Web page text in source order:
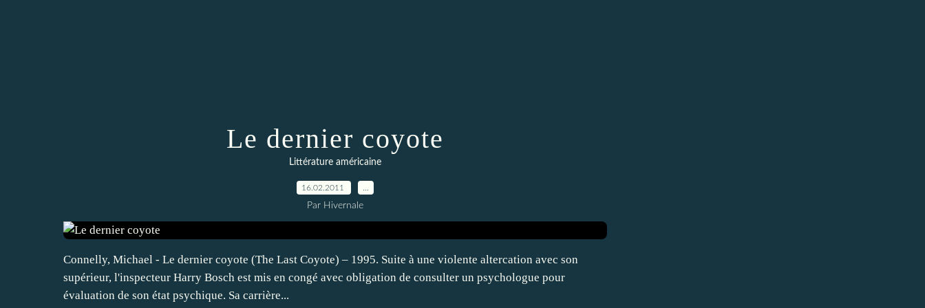
Le dernier coyote
Littérature américaine
16.02.2011
Par Hivernale
Connelly, Michael - Le dernier coyote (The Last Coyote) – 1995. Suite à une violente altercation avec son
supérieur, l'inspecteur Harry Bosch est mis en congé avec obligation de consulter un psychologue pour
évaluation de son état psychique. Sa carrière...